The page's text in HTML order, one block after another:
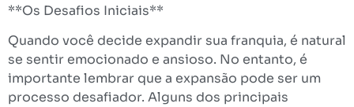
**Os Desafios Iniciais**
Quando você decide expandir sua franquia, é natural
se sentir emocionado e ansioso. No entanto, é
importante lembrar que a expansão pode ser um
processo desafiador. Alguns dos principais